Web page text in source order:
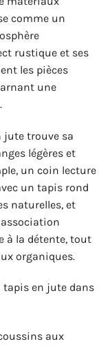
comme un
rustique et ses
les pièces
une
jute trouve sa
légères et
un coin lecture
un tapis rond
naturelles, et
association
à la détente, tout
organiques.
tapis en jute dans
aux